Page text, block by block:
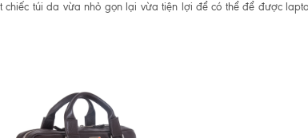
chiếc túi da vừa nhỏ gọn lại vừa tiện lợi để có thể để được